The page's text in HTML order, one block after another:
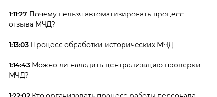
1:11:27 Почему нельзя автоматизировать процесс
отзыва МЧД?
1:13:03Процесс обработки исторических МЧД
1:14:43Можно ли наладить централизацию проверки
МЧД?